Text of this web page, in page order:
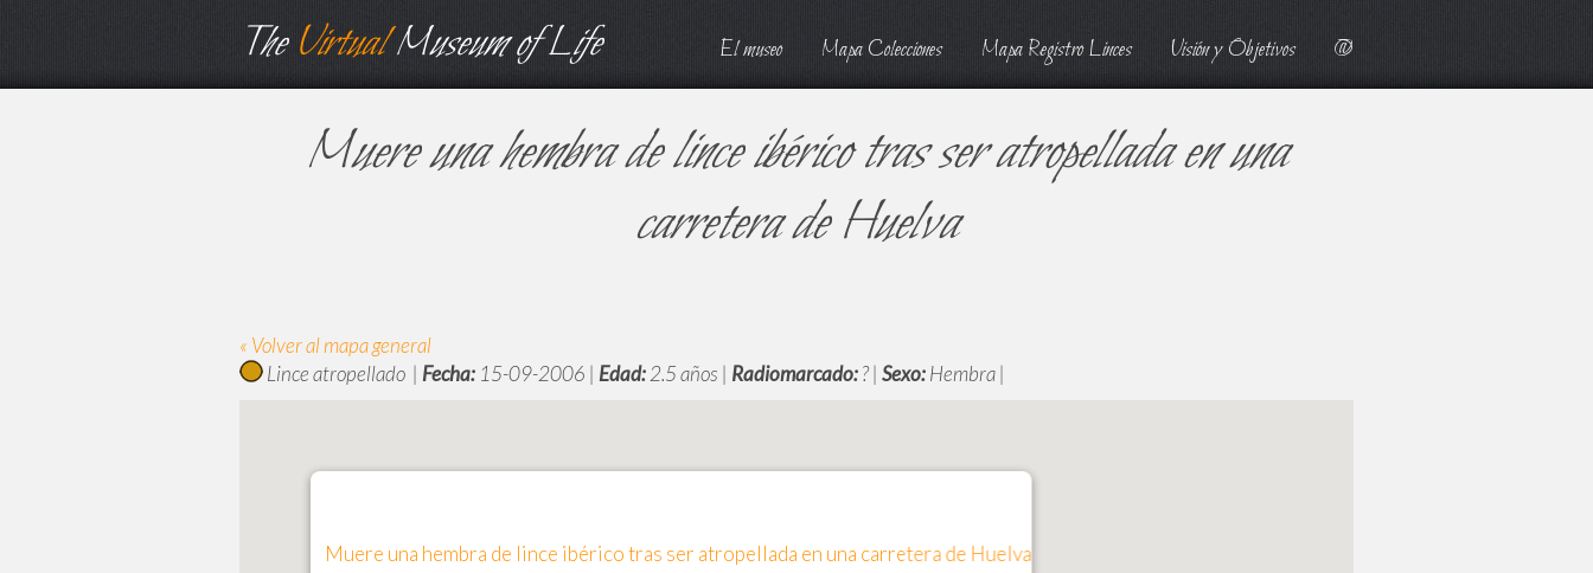
TheVirtualMuseum of Life El museo Mapa Colecciones Mapa Registro Linces Visión y Objetivos @
Muere una hembra de lince ibérico tras ser atropellada en una
carretera de Huelva
« Volver al mapa general
Lince atropellado | Fecha: 15-09-2006 | Edad:2.5 años | Radiomarcado:? | Sexo:Hembra |
Muere una hembra de lince ibérico tras ser atropellada en una carretera de Huelva